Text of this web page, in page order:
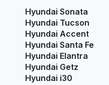
Hyundai Sonata
Hyundai Tucson
Hyundai Accent
Hyundai Santa Fe
Hyundai Elantra
Hyundai Getz
Hyundai i30